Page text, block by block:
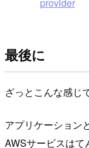
最後に
ざっとこんな感じ
アプリケーション
AWSサービスはて